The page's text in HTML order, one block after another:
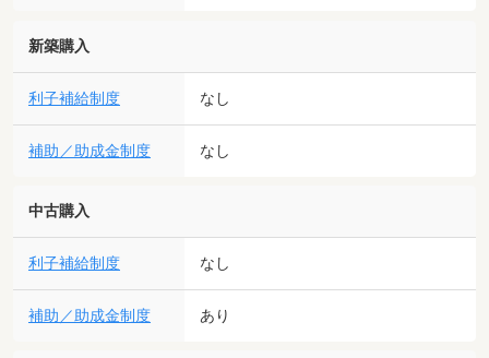
新築購入
利子補給制度 なし
補助／助成金制度 なし
中古購入
利子補給制度 なし
補助／助成金制度 あり